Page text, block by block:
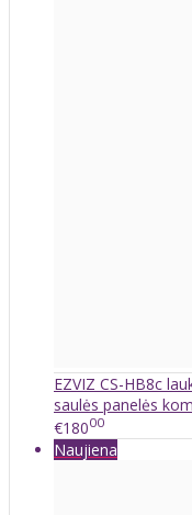
EZVIZ CS-HB8c
saulės panelės
€18000
Naujiena